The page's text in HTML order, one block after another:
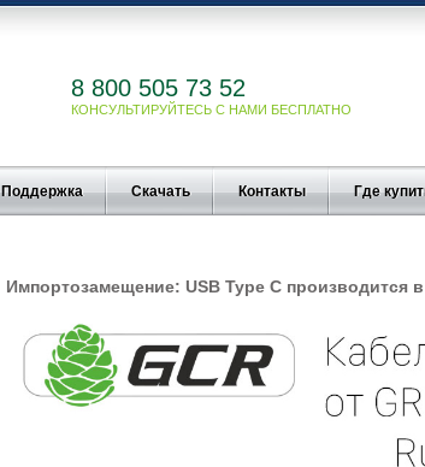
8 800 505 73 52
КОНСУЛЬТИРУЙТЕСЬ С НАМИ БЕСПЛАТНО
Поддержка Скачать Контакты Где
Импортозамещение: USB Type C производится